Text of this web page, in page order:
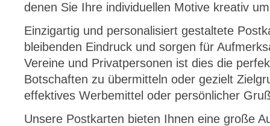
denen Sie Ihre individuellen Motive kreativ
Einzigartig und personalisiert gestaltete
bleibenden Eindruck und sorgen für
Vereine und Privatpersonen ist dies die
Botschaften zu übermitteln oder gezielt
effektives Werbemittel oder persönlicher
Unsere Postkarten bieten Ihnen eine große